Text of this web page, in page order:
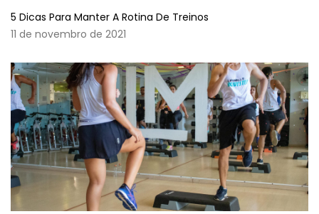
5 Dicas Para Manter A Rotina De Treinos
11 de novembro de 2021